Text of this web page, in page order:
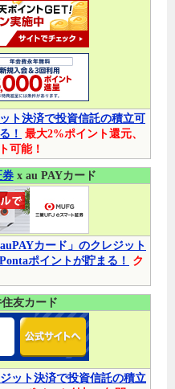
ト決済で投資信託の積立可
！ 最大2%ポイント還元、
可能！
券x au PAYカード
カード」のクレジット
ポイントが貯まる！
ク
友カード
ット決済で投資信託の積立